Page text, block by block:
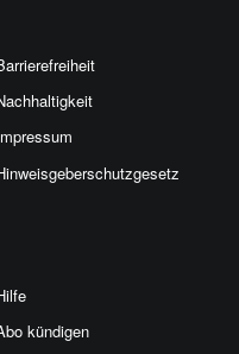
kündigen